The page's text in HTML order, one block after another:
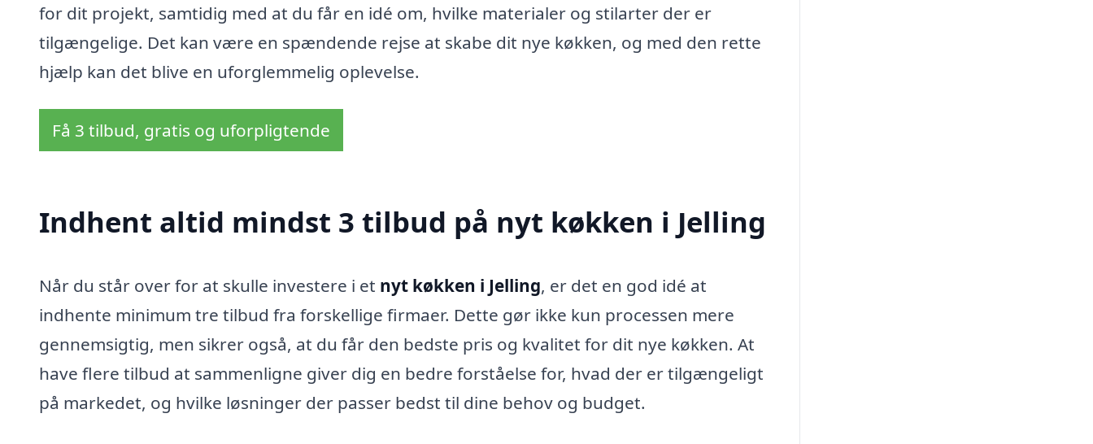
for dit projekt, samtidig med at du får en idé om, hvilke materialer og stilarter der er
tilgængelige. Det kan være en spændende rejse at skabe dit nye køkken, og med den rette
hjælp kan det blive en uforglemmelig oplevelse.
Få 3 tilbud, gratis og uforpligtende
Indhent altid mindst 3 tilbud på nyt køkken i Jelling
Når du står over for at skulle investere i et nyt køkken i Jelling, er det en god idé at
indhente minimum tre tilbud fra forskellige firmaer. Dette gør ikke kun processen mere
gennemsigtig, men sikrer også, at du får den bedste pris og kvalitet for dit nye køkken. At
have flere tilbud at sammenligne giver dig en bedre forståelse for, hvad der er tilgængeligt
på markedet, og hvilke løsninger der passer bedst til dine behov og budget.